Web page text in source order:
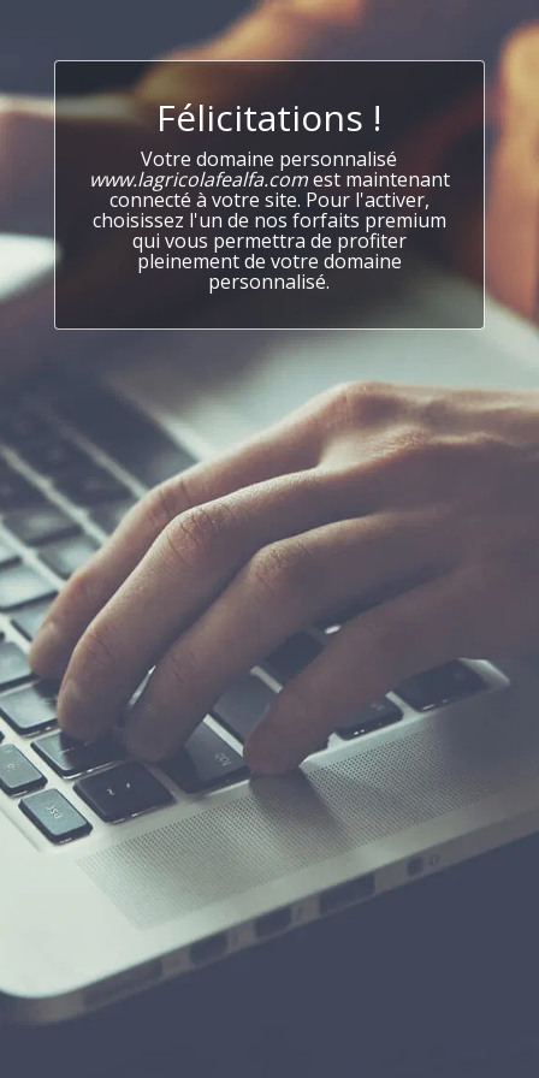
Félicitations !
Votre domaine personnalisé
www.lagricolafealfa.comest maintenant
connecté à votre site. Pour l'activer,
choisissez l'un de nos forfaits premium
qui vous permettra de profiter
pleinement de votre domaine
personnalisé.